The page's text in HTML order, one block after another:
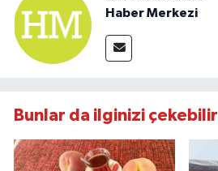
Haber Merkezi
Bunlar da ilginizi çekebilir